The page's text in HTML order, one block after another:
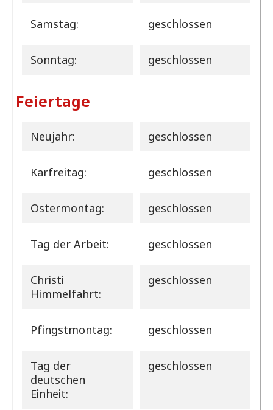
Samstag: geschlossen
Sonntag: geschlossen
Feiertage
Neujahr: geschlossen
Karfreitag: geschlossen
Ostermontag: geschlossen
Tag der Arbeit: geschlossen
Christi
Himmelfahrt:
geschlossen
Pfingstmontag: geschlossen
Tag der
deutschen
Einheit:
geschlossen